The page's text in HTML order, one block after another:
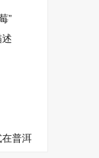
”
普洱